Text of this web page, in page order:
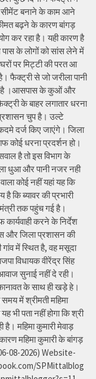
सीमेंट बनाने के काम आने
बढ़ने के कारण बांगड़
कर रहा है। यही कारण है
के लोगों को सांस लेने में
घरों पर मिट्टी की परत आ
फैक्ट्री से जो जरीला पानी
है ।आसपास के कुओं और
के बाहर लगातार धरना
चुप है। उल्टे
दर्ज किए जाएंगे। जिला
कोई धरना प्रदर्शन हो।
है तो इस विभाग के
धुआ और पानी नजर नही
कोई नहीं यहां यह कि
कि ब्यावर की प्रभारी
मंत्री तक पहुंच गई है।
करने के निर्देश
और जिला प्रशासन की
में स्थित है, वह मसूदा
विधायक वीरेंद्र सिंह
सुनाई नहीं दे रही।
के साथ ही खड़े हे।
में श्रीमती महिमा
भी पता नहीं होगा कि श्री
है। महिमा कुमारी मेवाड़
महिमा कुमारी के बांगड़
08-2026) Website-
SPMittalblog